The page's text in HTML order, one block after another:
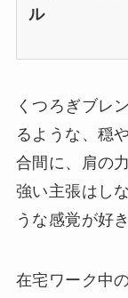
ル
くつろぎブレ
るような、穏
合間に、肩の
強い主張はし
うな感覚が好
在宅ワーク中